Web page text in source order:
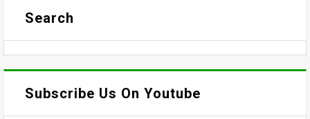
Search
Subscribe Us On Youtube